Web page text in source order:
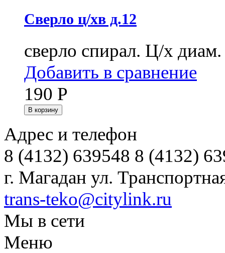
Сверло ц/хв д.12
сверло спирал. Ц/х
Добавить в сравнение
190 Р
В корзину
Адрес и телефон
8 (4132) 639548 8 (4132)
г. Магадан ул.
trans-teko@citylink.ru
Мы в сети
Меню